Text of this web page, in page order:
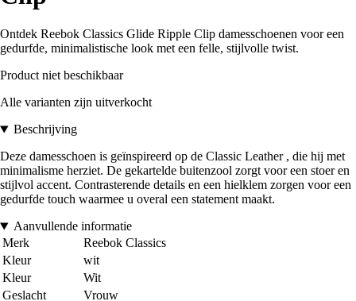
Ontdek Reebok Classics Glide Ripple Clip damesschoenen voor een
gedurfde, minimalistische look met een felle, stijlvolle twist.
Product niet beschikbaar
Alle varianten zijn uitverkocht
Beschrijving
Deze damesschoen is geïnspireerd op de Classic Leather , die hij met
minimalisme herziet. De gekartelde buitenzool zorgt voor een stoer en
stijlvol accent. Contrasterende details en een hielklem zorgen voor een
gedurfde touch waarmee u overal een statement maakt.
Aanvullende informatie
Merk
Reebok Classics
Kleur
wit
Kleur
Wit
Geslacht
Vrouw